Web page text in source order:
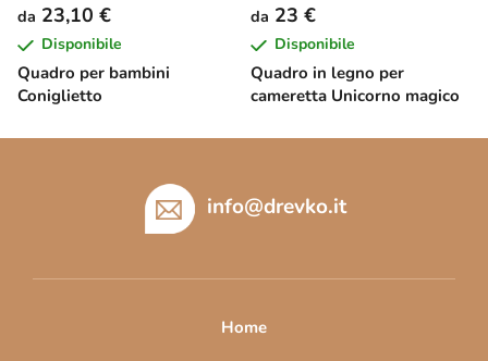
Quadro per bambini
Coniglietto
da 23,10 €
Disponibile
Quadro in legno per
cameretta Unicorno magico
da 23 €
Disponibile
info@drevko.it
Home